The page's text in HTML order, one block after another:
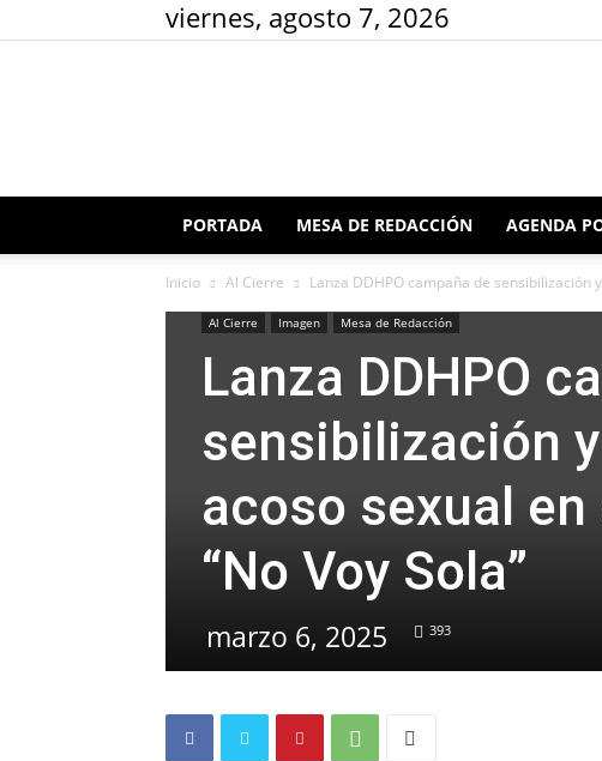
viernes, agosto 7, 2026
PORTADA MESA DE REDACCIÓN AGENDA
Inicio Al Cierre Lanza DDHPO campaña de sensibilización
Al Cierre Imagen Mesa de Redacción
Lanza DDHPO
sensibilización
acoso sexual
“No Voy Sola”
marzo 6, 2025 393